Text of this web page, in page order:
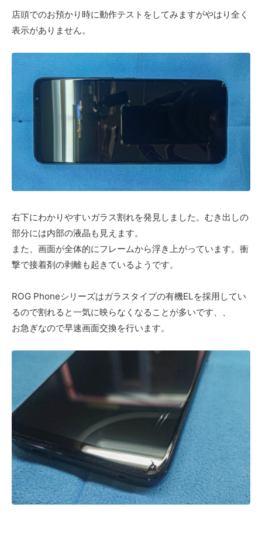
店頭でのお預かり時に動作テストをしてみますがやはり全く
表示がありません。
右下にわかりやすいガラス割れを発見しました。むき出しの
部分には内部の液晶も見えます。
また、画面が全体的にフレームから浮き上がっています。衝
撃で接着剤の剥離も起きているようです。
ROG Phoneシリーズはガラスタイプの有機ELを採用してい
るので割れると一気に映らなくなることが多いです、、
お急ぎなので早速画面交換を行います。